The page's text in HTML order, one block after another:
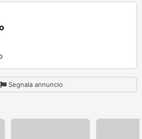
Segnala annuncio